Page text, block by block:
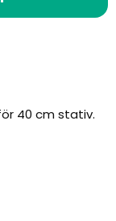
40 cm stativ.